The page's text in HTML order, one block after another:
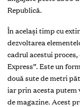
Compania Linella a
trei proaspăt
primul magazin
Ciocana. În 2004 au
dată – cu autoservire,
o rețea. Primul
inaugurat în anul
compania avea cinci